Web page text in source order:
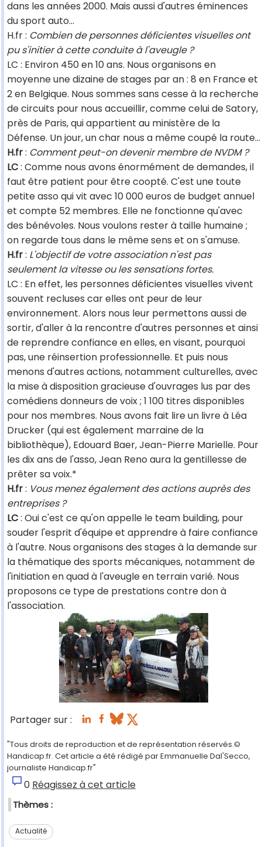
dans les années 2000. Mais aussi d'autres éminences
du sport auto...
H.fr : Combien de personnes déficientes visuelles ont
pu s'initier à cette conduite à l'aveugle ?
LC : Environ 450 en 10 ans. Nous organisons en
moyenne une dizaine de stages par an : 8 en France et
2 en Belgique. Nous sommes sans cesse à la recherche
de circuits pour nous accueillir, comme celui de Satory,
près de Paris, qui appartient au ministère de la
Défense. Un jour, un char nous a même coupé la route...
H.fr: Comment peut-on devenir membre de NVDM ?
LC: Comme nous avons énormément de demandes, il
faut être patient pour être coopté. C'est une toute
petite asso qui vit avec 10 000 euros de budget annuel
et compte 52 membres. Elle ne fonctionne qu'avec
des bénévoles. Nous voulons rester à taille humaine ;
on regarde tous dans le même sens et on s'amuse.
H.fr: L'objectif de votre association n'est pas
seulement la vitesse ou les sensations fortes.
LC : En effet, les personnes déficientes visuelles vivent
souvent recluses car elles ont peur de leur
environnement. Alors nous leur permettons aussi de
sortir, d'aller à la rencontre d'autres personnes et ainsi
de reprendre confiance en elles, en visant, pourquoi
pas, une réinsertion professionnelle. Et puis nous
menons d'autres actions, notamment culturelles, avec
la mise à disposition gracieuse d'ouvrages lus par des
comédiens donneurs de voix ; 1 100 titres disponibles
pour nos membres. Nous avons fait lire un livre à Léa
Drucker (qui est également marraine de la
bibliothèque), Edouard Baer, Jean-Pierre Marielle. Pour
les dix ans de l'asso, Jean Reno aura la gentillesse de
prêter sa voix.*
H.fr: Vous menez également des actions auprès des
entreprises ?
LC: Oui c'est ce qu'on appelle le team building, pour
souder l'esprit d'équipe et apprendre à faire confiance
à l'autre. Nous organisons des stages à la demande sur
la thématique des sports mécaniques, notamment de
l'initiation en quad à l'aveugle en terrain varié. Nous
proposons ce type de prestations contre don à
l'association.
Partager sur :
"Tous droits de reproduction et de représentation réservés.©
Handicap.fr. Cet article a été rédigé par Emmanuelle Dal'Secco,
journaliste Handicap.fr"
0 Réagissez à cet article
Thèmes :
Actualité